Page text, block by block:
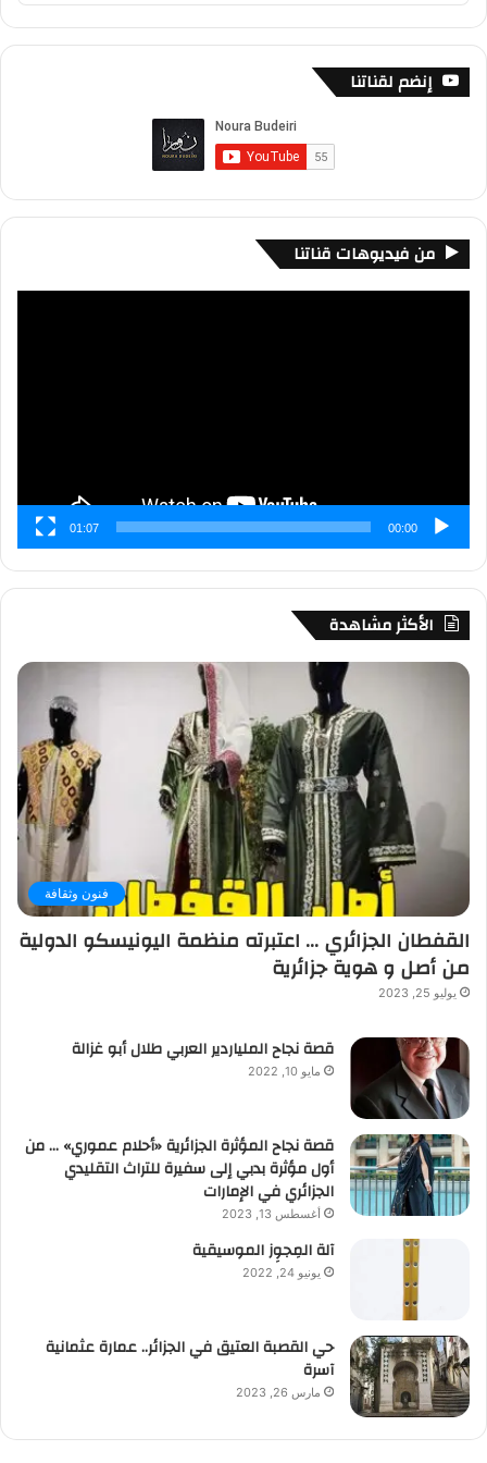
Information
إنضم لقناتنا
من فيديوهات قناتنا
00:00
01:07
الأكثر مشاهدة
فنون وثقافة
القفطان الجزائري … اعتبرته منظمة اليونيسكو الدولية
من أصل و هوية جزائرية
يوليو 25, 2023
قصة نجاح الملياردير العربي طلال أبو غزالة
مايو 10, 2022
قصة نجاح المؤثرة الجزائرية «أحلام عموري» … من
أول مؤثرة بدبي إلى سفيرة للتراث التقليدي
الجزائري في الإمارات
أغسطس 13, 2023
آلة المِجوِز الموسيقية‎‎
يونيو 24, 2022
حي القصبة العتيق في الجزائر.. عمارة عثمانية
آسرة
مارس 26, 2023